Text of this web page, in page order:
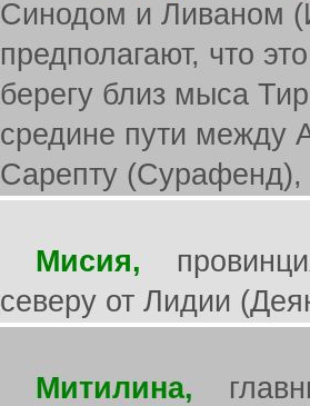
Синодом и Ливаном
предполагают, что
берегу близ мыса
средине пути между
Сарепту
Мисия,
северу от Лидии
Митилина,